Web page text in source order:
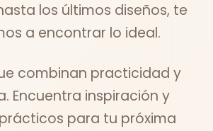
los últimos diseños, te
a encontrar lo ideal.
combinan practicidad y
Encuentra inspiración y
para tu próxima